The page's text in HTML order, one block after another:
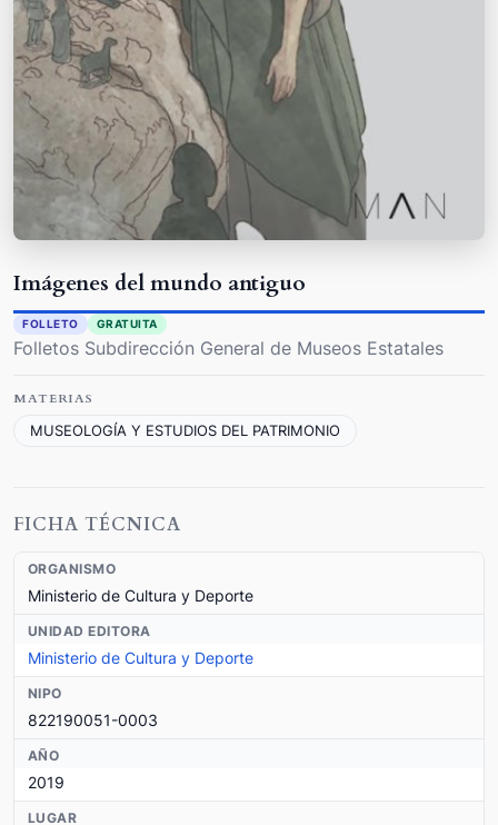
Imágenes del mundo antiguo
FOLLETO GRATUITA
Folletos Subdirección General de Museos Estatales
MATERIAS
MUSEOLOGÍA Y ESTUDIOS DEL PATRIMONIO
FICHA TÉCNICA
ORGANISMO
Ministerio de Cultura y Deporte
UNIDAD EDITORA
Ministerio de Cultura y Deporte
NIPO
822190051-0003
AÑO
2019
LUGAR